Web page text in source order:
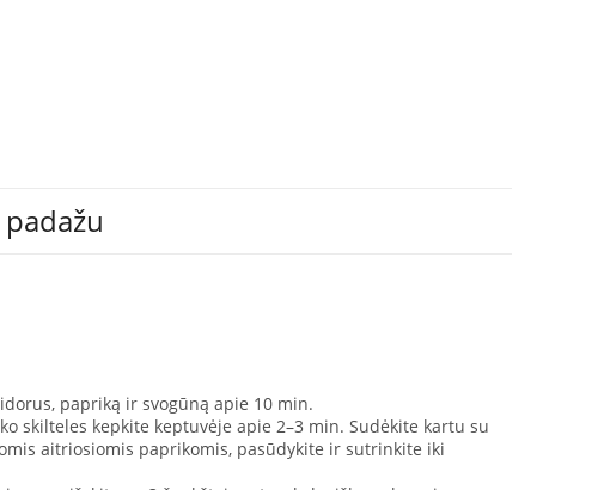
papriką ir svogūną apie 10 min.
skilteles kepkite keptuvėje apie 2–3 min. Sudėkite kartu su
aitriosiomis paprikomis, pasūdykite ir sutrinkite iki